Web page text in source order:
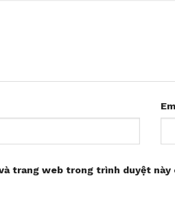
trang web trong trình duyệt